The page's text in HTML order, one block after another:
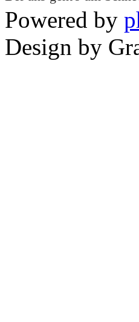
Powered by
Design by